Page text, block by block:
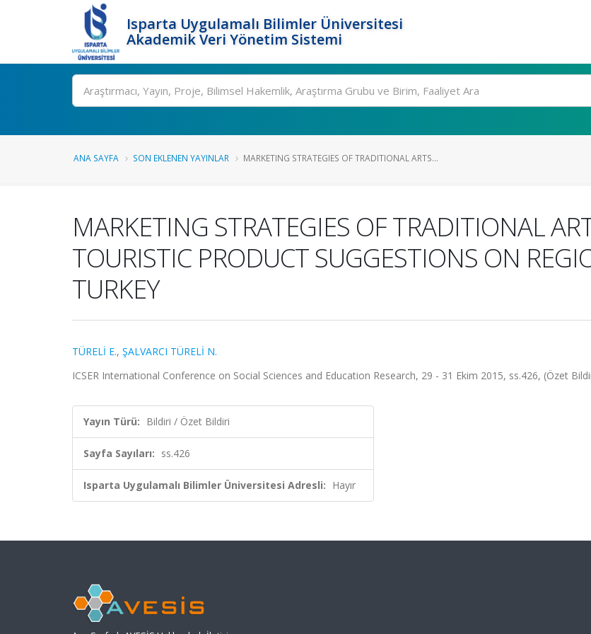
Isparta Uygulamalı Bilimler Üniversitesi
Akademik Veri Yönetim Sistemi
Ara
ANA SAYFA SON EKLENEN YAYINLAR MARKETING STRATEGIES OF TRADITIONAL ARTS...
MARKETING STRATEGIES OF TRADITIONAL
TOURISTIC PRODUCT SUGGESTIONS ON
TURKEY
TÜRELİ E., ŞALVARCI TÜRELİ N.
ICSER International Conference on Social Sciences and Education Research, 29 - 31 Ekim 2015, ss.426, (Özet
Yayın Türü: Bildiri / Özet Bildiri
Sayfa Sayıları: ss.426
Isparta Uygulamalı Bilimler Üniversitesi Adresli: Hayır